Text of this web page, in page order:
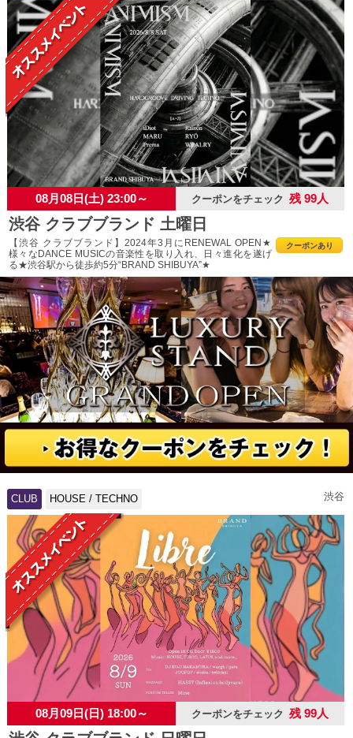
08月08日(土) 23:00～ クーポンをチェック 残 99人
渋谷 クラブブランド 土曜日
クーポンあり
【渋谷 クラブブランド】2024年3月にRENEWAL OPEN★
様々なDANCE MUSICの音楽性を取り入れ、日々進化を遂げ
る★渋谷駅から徒歩約5分“BRAND SHIBUYA”★
CLUB HOUSE / TECHNO 渋谷
08月09日(日) 18:00～ クーポンをチェック 残 99人